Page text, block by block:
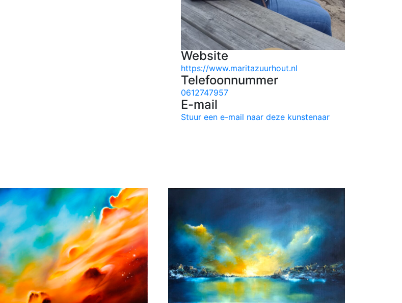
Website
https://www.maritazuurhout.nl
Telefoonnummer
0612747957
E-mail
Stuur een e-mail naar deze kunstenaar